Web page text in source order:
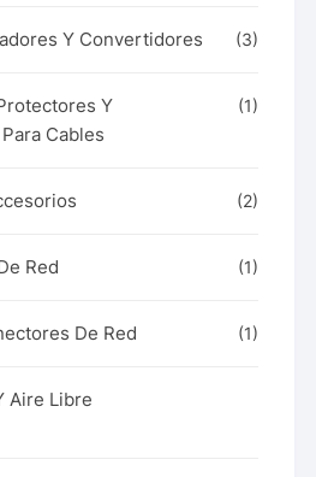
Y Convertidores (3)
Y
Cables
(1)
(2)
Red (1)
De Red (1)
Aire Libre